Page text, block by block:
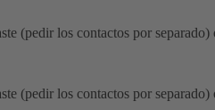
(pedir los contactos por
(pedir los contactos por